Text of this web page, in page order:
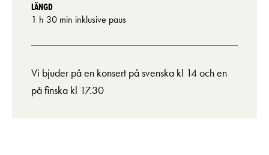
LÄNGD
1 h 30 min inklusive paus
Vi bjuder på en konsert på svenska kl 14 och en
på finska kl 17.30